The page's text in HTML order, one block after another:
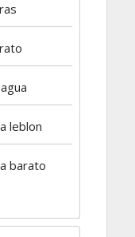
leblon
barato